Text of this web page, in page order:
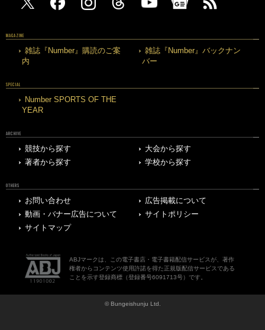
MAGAZINE
雑誌『Number』購読のご案
内
雑誌『Number』バックナン
バー
SPECIAL
Number SPORTS OF THE
YEAR
ARCHIVE
競技から探す
大会から探す
著者から探す
学校から探す
OTHERS
お問い合わせ
広告掲載について
動画・バナー広告について
サイトポリシー
サイトマップ
ABJマークは、この電子書店・電子書籍配信サービスが、著作
権者からコンテンツ使用許諾を得た正規版配信サービスである
ことを示す登録商標（登録番号6091713号）です。
© Bungeishunju Ltd.